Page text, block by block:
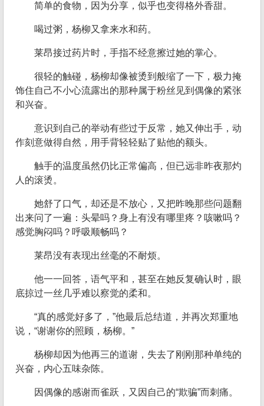
简单的食物，因为分享，似乎也变得格外香甜。
喝过粥，杨柳又拿来水和药。
莱昂接过药片时，手指不经意擦过她的掌心。
很轻的触碰，杨柳却像被烫到般缩了一下，极力掩
饰住自己不小心流露出的那种属于粉丝见到偶像的紧张
和兴奋。
意识到自己的举动有些过于反常，她又伸出手，动
作刻意做得自然，用手背轻轻贴了贴他的额头。
触手的温度虽然仍比正常偏高，但已远非昨夜那灼
人的滚烫。
她舒了口气，却还是不放心，又把昨晚那些问题翻
出来问了一遍：头晕吗？身上有没有哪里疼？咳嗽吗？
感觉胸闷吗？呼吸顺畅吗？
莱昂没有表现出丝毫的不耐烦。
他一一回答，语气平和，甚至在她反复确认时，眼
底掠过一丝几乎难以察觉的柔和。
“真的感觉好多了，”他最后总结道，并再次郑重地
说，“谢谢你的照顾，杨柳。”
杨柳却因为他再三的道谢，失去了刚刚那种单纯的
兴奋，内心五味杂陈。
因偶像的感谢而雀跃，又因自己的“欺骗”而刺痛。